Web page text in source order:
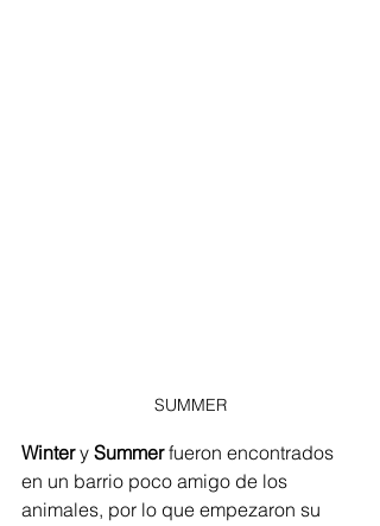
SUMMER
Winter y Summer fueron encontrados
en un barrio poco amigo de los
animales, por lo que empezaron su